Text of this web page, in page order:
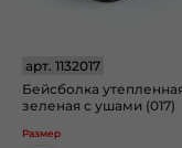
арт. 1132017
Бейсболка
зеленая с ушами (017)
Размер